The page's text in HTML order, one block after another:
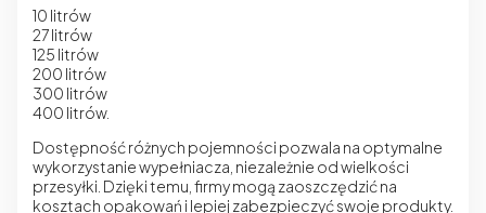
10 litrów
27 litrów
125 litrów
200 litrów
300 litrów
400 litrów.
Dostępność różnych pojemności pozwala na optymalne
wykorzystanie wypełniacza, niezależnie od wielkości
przesyłki. Dzięki temu, firmy mogą zaoszczędzić na
kosztach opakowań i lepiej zabezpieczyć swoje produkty.